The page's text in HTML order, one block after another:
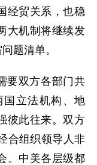
经贸关系，也稳
大机制将继续发
题清单。
要双方各部门共
国立法机构、地
彼此往来。双方
合组织领导人非
。中美各层级都